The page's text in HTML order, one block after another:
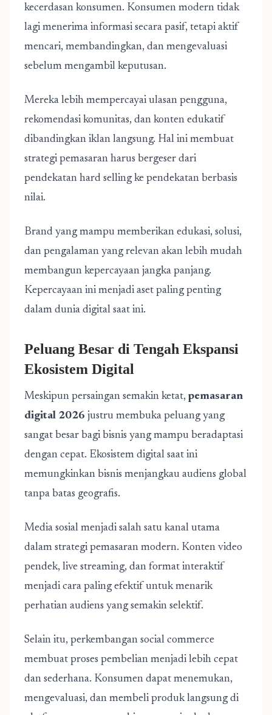
kecerdasan konsumen. Konsumen modern tidak
lagi menerima informasi secara pasif, tetapi aktif
mencari, membandingkan, dan mengevaluasi
sebelum mengambil keputusan.
Mereka lebih mempercayai ulasan pengguna,
rekomendasi komunitas, dan konten edukatif
dibandingkan iklan langsung. Hal ini membuat
strategi pemasaran harus bergeser dari
pendekatan hard selling ke pendekatan berbasis
nilai.
Brand yang mampu memberikan edukasi, solusi,
dan pengalaman yang relevan akan lebih mudah
membangun kepercayaan jangka panjang.
Kepercayaan ini menjadi aset paling penting
dalam dunia digital saat ini.
Peluang Besar di Tengah Ekspansi
Ekosistem Digital
Meskipun persaingan semakin ketat, pemasaran
digital 2026 justru membuka peluang yang
sangat besar bagi bisnis yang mampu beradaptasi
dengan cepat. Ekosistem digital saat ini
memungkinkan bisnis menjangkau audiens global
tanpa batas geografis.
Media sosial menjadi salah satu kanal utama
dalam strategi pemasaran modern. Konten video
pendek, live streaming, dan format interaktif
menjadi cara paling efektif untuk menarik
perhatian audiens yang semakin selektif.
Selain itu, perkembangan social commerce
membuat proses pembelian menjadi lebih cepat
dan sederhana. Konsumen dapat menemukan,
mengevaluasi, dan membeli produk langsung di